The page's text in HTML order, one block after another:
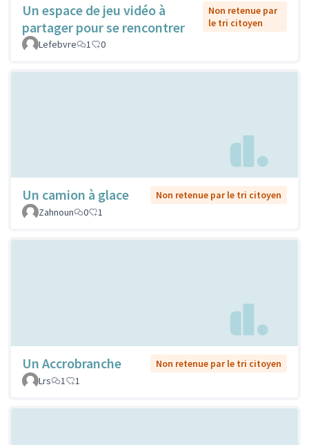
Un espace de jeu vidéo à
partager pour se rencontrer
Non retenue par
le tri citoyen
Lefebvre
1 0
Un camion à glace
Non retenue par le tri citoyen
Zahnoun
0 1
Un Accrobranche
Non retenue par le tri citoyen
Lrs
1 1